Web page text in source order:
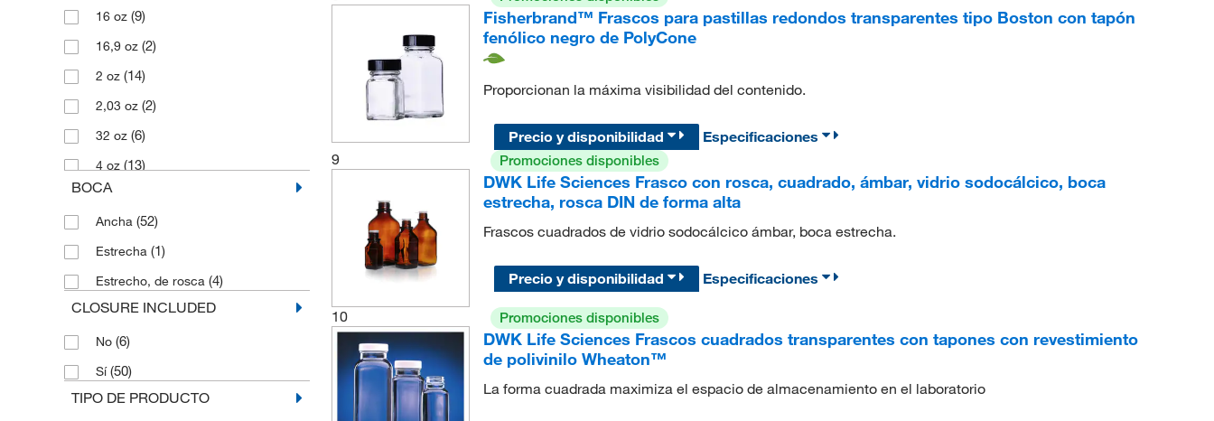
500 ml (9)
(1)
60 ml
(8)
(7)
(1)
16 oz (9)
16,9 oz (2)
2 oz (14)
2,03 oz (2)
32 oz (6)
4 oz (13)
4,23 oz
8 oz(10)
8,45 oz(1)
BOCA
Ancha (52)
Estrecha (1)
Estrecho, de rosca (4)
CLOSURE INCLUDED
No (6)
Sí(50)
TIPO DE PRODUCTO
Fisherbrand™ Frascos para pastillas redondos transparentes tipo Boston con tapón
fenólico negro de PolyCone
Proporcionan la máxima visibilidad del contenido.
Precio y disponibilidad
Especificaciones
9
Promociones disponibles
DWK Life Sciences Frasco con rosca, cuadrado, ámbar, vidrio sodocálcico, boca
estrecha, rosca DIN de forma alta
Frascos cuadrados de vidrio sodocálcico ámbar, boca estrecha.
Precio y disponibilidad Especificaciones
10 Promociones disponibles
DWK Life Sciences Frascos cuadrados transparentes con tapones con revestimiento
de polivinilo Wheaton™
La forma cuadrada maximiza el espacio de almacenamiento en el laboratorio